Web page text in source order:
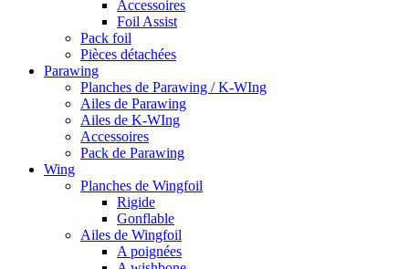
Accessoires
Foil Assist
Pack foil
Pièces détachées
Parawing
Planches de Parawing / K-WIng
Ailes de Parawing
Ailes de K-WIng
Accessoires
Pack de Parawing
Wing
Planches de Wingfoil
Rigide
Gonflable
Ailes de Wingfoil
A poignées